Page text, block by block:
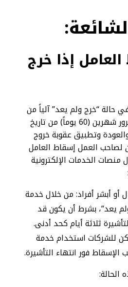
إذا خرج
حالة “خرج ولم يعد” آلياً من
سجلات الجوازات بعد مرور شهرين (60 يوماً) من تاريخ
وتطبيق عقوبة خروج
لصاحب العمل إسقاط العامل
الخدمات الإلكترونية
أو أبشر أفراد: من خلال خدمة
يعد”، بشرط أن يكون قد
ثلاثة أيام كحد أدنى.
للشركات استخدام خدمة
فور انتهاء التأشيرة.
الحالة: